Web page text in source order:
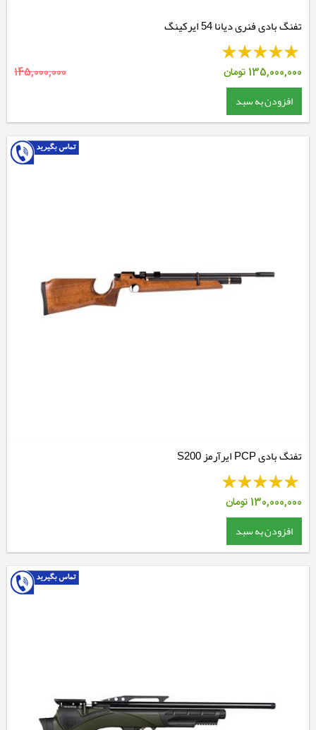
تفنگ بادی فنری دیانا 54 ایرکینگ
135,000,000 تومان 145,000,000
افزودن به سبد
تفنگ بادی PCP ایرآرمز S200
130,000,000 تومان
افزودن به سبد